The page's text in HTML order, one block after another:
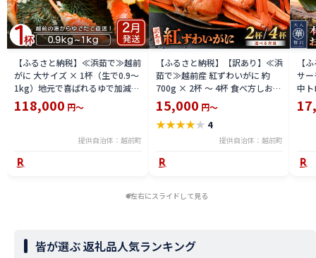
【ふるさと納税】≪浜茹で≫越前
がに 大サイズ × 1杯（生で0.9〜
1kg）地元で喜ばれるゆで加減・
塩加減で越前の港から直送！【雄
ズワイガニ ずわいがに 越前ガニ
送分】希望日指定可 備考欄に希
x004_02]
118,000 円～
提供自治体：越前町
【ふるさと納税】【訳あり】≪浜
茹で≫越前産 紅ずわいがに 約
700g × 2杯 〜 4杯 食べ方しおり
付【紅ズワイガニ カニ かに 蟹 姿
ボイル 冷蔵 福井県】【4月発送
分】希望日指定不可
15,000 円～
★★★★★ 4
提供自治体：越前町
【
サ
中
小
鮪 】
左右にスライドして見る
皆が選ぶ 返礼品人気ランキング